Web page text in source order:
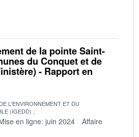
de la pointe Saint-
du Conquet et de
- Rapport en
L'ENVIRONNEMENT ET DU
(IGEDD)
en ligne: juin 2024
Affaire